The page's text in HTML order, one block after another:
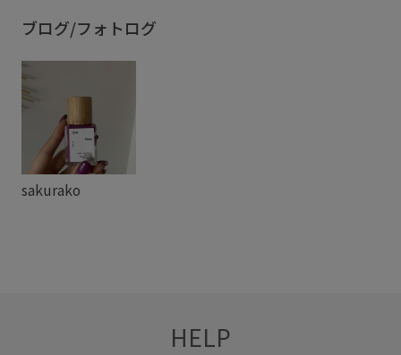
ブルー ポリウレタン
ブログ/フォトログ
sakurako
HELP